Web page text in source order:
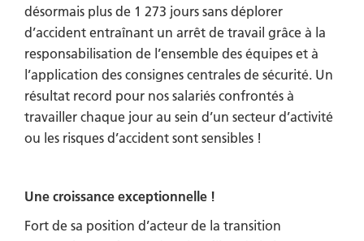
désormais plus de 1 273 jours sans déplorer
d’accident entraînant un arrêt de travail grâce à la
responsabilisation de l’ensemble des équipes et à
l’application des consignes centrales de sécurité. Un
résultat record pour nos salariés confrontés à
travailler chaque jour au sein d’un secteur d’activité
ou les risques d’accident sont sensibles !
Une croissance exceptionnelle !
Fort de sa position d’acteur de la transition